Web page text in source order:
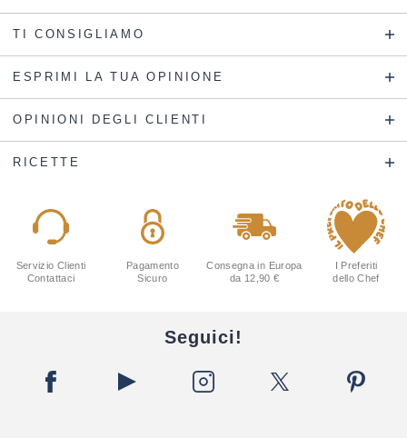
TI CONSIGLIAMO
ESPRIMI LA TUA OPINIONE
OPINIONI DEGLI CLIENTI
RICETTE
Servizio Clienti
Contattaci
Pagamento
Sicuro
Consegna in Europa
da 12,90 €
I Preferiti
dello Chef
Seguici!